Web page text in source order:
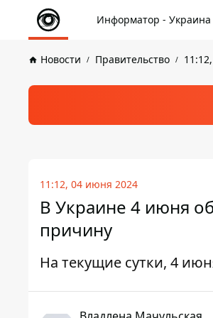
Информатор - Украина
Новости Правительство
11:12, 04 июня 2024
В Украине 4 июня
причину
На текущие сутки, 4